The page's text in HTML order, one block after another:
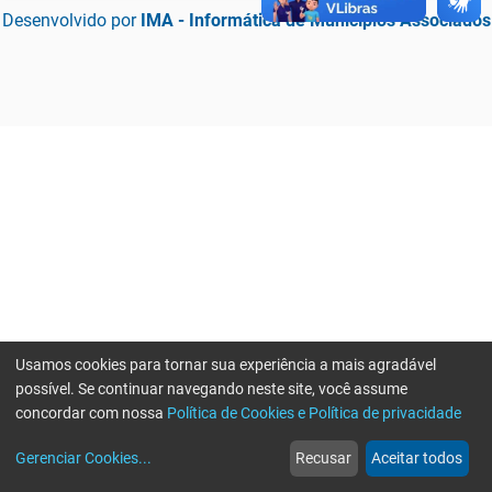
Desenvolvido por IMA - Informática de Municípios Associados
web
Notícias
more_horiz
Mais
Usamos cookies para tornar sua experiência a mais agradável
possível. Se continuar navegando neste site, você assume
concordar com nossa Política de Cookies e Política de privacidade
Gerenciar Cookies... Recusar Aceitar todos
Erro ao enviar informações, por favor tente novamente